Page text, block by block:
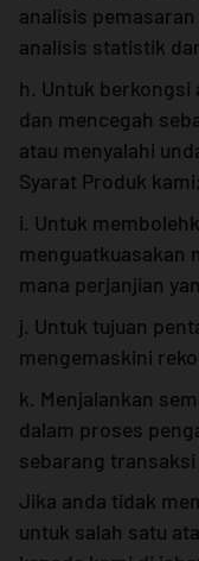
analisis
analisis statistik
h. Untuk berkongsi
dan mencegah
atau menyalahi
Syarat Produk kami;
i. Untuk
menguatkuasakan
mana perjanjian
j. Untuk tujuan
mengemaskini
k. Menjalankan
dalam proses
sebarang
Jika anda tidak
untuk salah satu